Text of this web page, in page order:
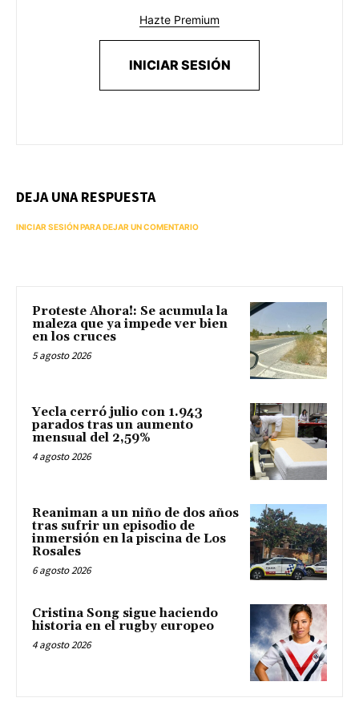
Hazte Premium
INICIAR SESIÓN
DEJA UNA RESPUESTA
INICIAR SESIÓN PARA DEJAR UN COMENTARIO
Proteste Ahora!: Se acumula la
maleza que ya impede ver bien
en los cruces
5 agosto 2026
Yecla cerró julio con 1.943
parados tras un aumento
mensual del 2,59%
4 agosto 2026
Reaniman a un niño de dos años
tras sufrir un episodio de
inmersión en la piscina de Los
Rosales
6 agosto 2026
Cristina Song sigue haciendo
historia en el rugby europeo
4 agosto 2026